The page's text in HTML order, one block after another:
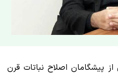
از پیشگامان اصلاح نباتات قرن